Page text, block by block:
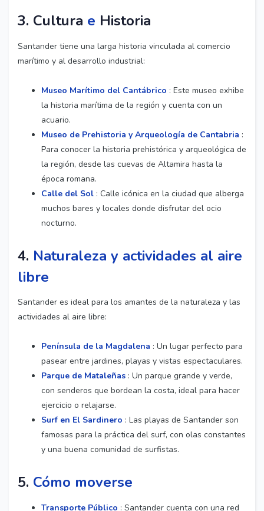
3. Cultura e Historia
Santander tiene una larga historia vinculada al comercio
marítimo y al desarrollo industrial:
Museo Marítimo del Cantábrico : Este museo exhibe
la historia marítima de la región y cuenta con un
acuario.
Museo de Prehistoria y Arqueología de Cantabria :
Para conocer la historia prehistórica y arqueológica de
la región, desde las cuevas de Altamira hasta la
época romana.
Calle del Sol : Calle icónica en la ciudad que alberga
muchos bares y locales donde disfrutar del ocio
nocturno.
4. Naturaleza y actividades al aire
libre
Santander es ideal para los amantes de la naturaleza y las
actividades al aire libre:
Península de la Magdalena : Un lugar perfecto para
pasear entre jardines, playas y vistas espectaculares.
Parque de Mataleñas : Un parque grande y verde,
con senderos que bordean la costa, ideal para hacer
ejercicio o relajarse.
Surf en El Sardinero : Las playas de Santander son
famosas para la práctica del surf, con olas constantes
y una buena comunidad de surfistas.
5. Cómo moverse
Transporte Público : Santander cuenta con una red